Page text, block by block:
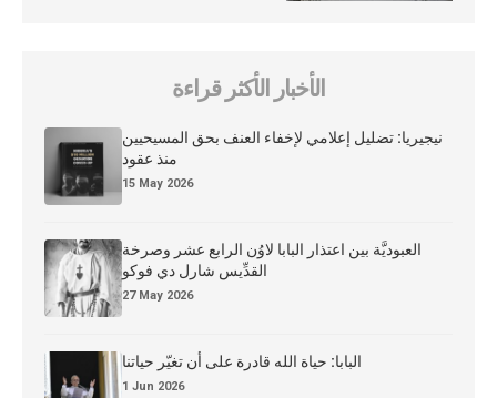
الأخبار الأكثر قراءة
نيجيريا: تضليل إعلامي لإخفاء العنف بحق المسيحيين
منذ عقود
15 May 2026
العبوديَّة بين اعتذار البابا لاوُن الرابع عشر وصرخة
القدِّيس شارل دي فوكو
27 May 2026
البابا: حياة الله قادرة على أن تغيّر حياتنا
1 Jun 2026